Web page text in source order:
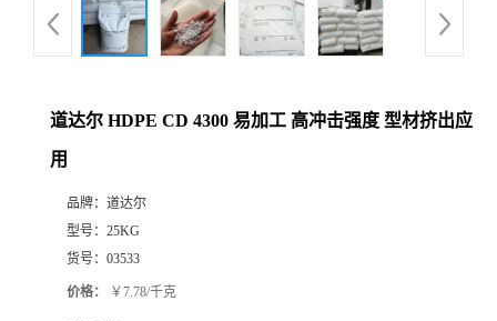
道达尔 HDPE CD 4300 易加工 高冲击强度 型材挤出应
用
品牌： 道达尔
型号： 25KG
货号： 03533
价格： ￥7.78/千克